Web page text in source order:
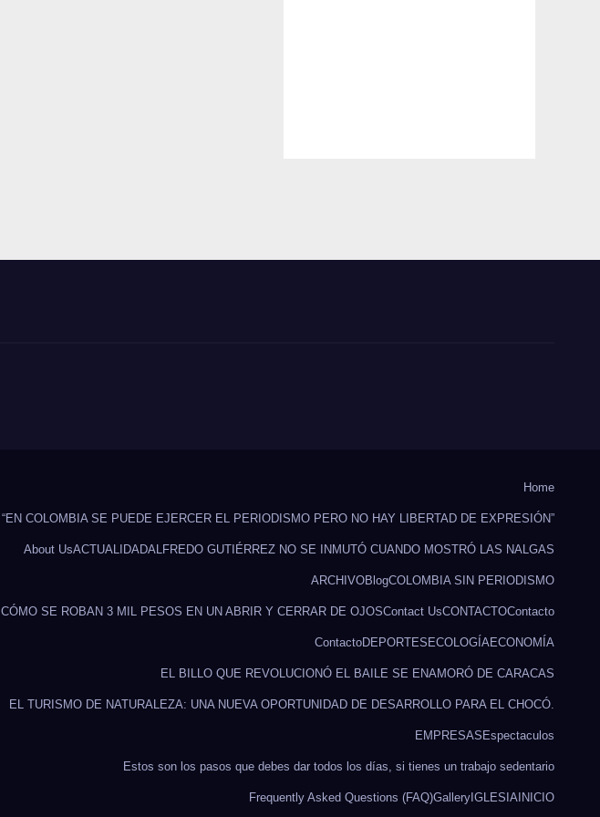
Home
“EN COLOMBIA SE PUEDE EJERCER EL PERIODISMO PERO NO HAY LIBERTAD DE EXPRESIÓN”
About UsACTUALIDADALFREDO GUTIÉRREZ NO SE INMUTÓ CUANDO MOSTRÓ LAS NALGAS
ARCHIVOBlogCOLOMBIA SIN PERIODISMO
CÓMO SE ROBAN 3 MIL PESOS EN UN ABRIR Y CERRAR DE OJOSContact UsCONTACTOContacto
ContactoDEPORTES ECOLOGÍAECONOMÍA
EL BILLO QUE REVOLUCIONÓ EL BAILE SE ENAMORÓ DE CARACAS
EL TURISMO DE NATURALEZA: UNA NUEVA OPORTUNIDAD DE DESARROLLO PARA EL CHOCÓ.
EMPRESAS Espectaculos
Estos son los pasos que debes dar todos los días, si tienes un trabajo sedentario
Frequently Asked Questions (FAQ)Gallery IGLESIA INICIO